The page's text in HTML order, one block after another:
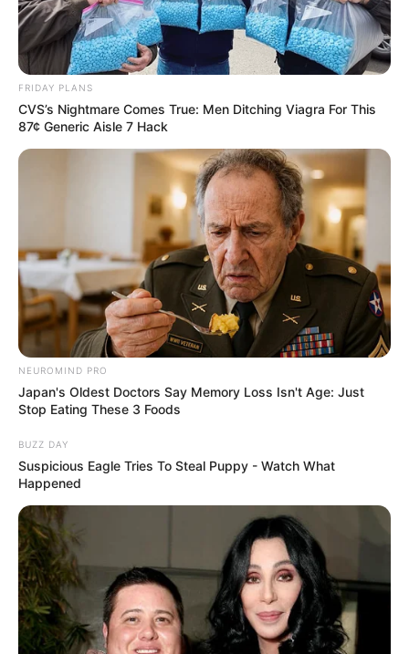
FRIDAY PLANS
CVS’s Nightmare Comes True: Men Ditching Viagra For This
87¢ Generic Aisle 7 Hack
NEUROMIND PRO
Japan's Oldest Doctors Say Memory Loss Isn't Age: Just
Stop Eating These 3 Foods
BUZZ DAY
Suspicious Eagle Tries To Steal Puppy - Watch What
Happened